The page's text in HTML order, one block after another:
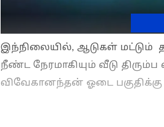
இந்நிலையில், ஆடுகள் மட்டும்
நீண்ட நேரமாகியும் வீடு
விவேகானந்தன் ஓடை